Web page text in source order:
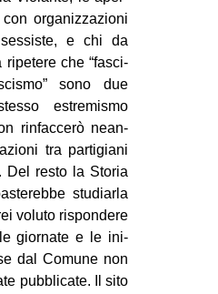
orga­niz­za­zioni
e chi da
ripe­tere che “fasci­
sono due
estre­mi­smo
rin­fac­cerò nean­
tra par­ti­giani
Del resto la Sto­ria
stu­diarla
voluto rispon­dere
gior­nate e le ini­
dal Comune non
pub­bli­cate. Il sito